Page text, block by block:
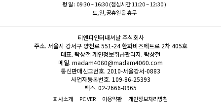
평 일 : 09:30 ~ 16:30 (점심시간 11:20 ~ 12:30 )
토,일,공휴일은 휴무
티엔피인터내셔날 주식회사
주소. 서울시 강서구 양천로 551-24 한화비즈메트로 2차 405호
대표. 탁상철 개인정보취급관리자. 탁상철
메일. madam4060@madam4060.com
통신판매신고번호. 2010-서울강서-0883
사업자등록번호. 109-86-25393
팩스. 02-2666-8965
회사소개 PC VER 이용약관 개인정보처리방침